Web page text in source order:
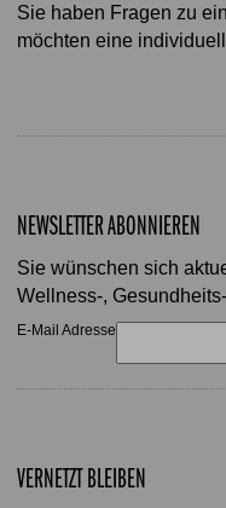
Sie haben Fragen zu
möchten eine
NEWSLETTER ABONNIEREN
Sie wünschen sich
Wellness-,
E-Mail Adresse
VERNETZT BLEIBEN